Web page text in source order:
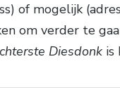
of mogelijk
om verder te
Diesdonk is